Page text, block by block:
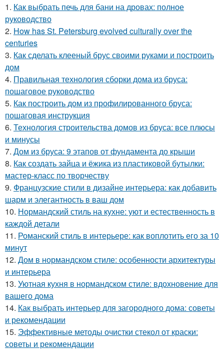
1. Как выбрать печь для бани на дровах: полное
руководство
2. How has St. Petersburg evolved culturally over the
centuries
3. Как сделать клееный брус своими руками и построить
дом
4. Правильная технология сборки дома из бруса:
пошаговое руководство
5. Как построить дом из профилированного бруса:
пошаговая инструкция
6. Технология строительства домов из бруса: все плюсы
и минусы
7. Дом из бруса: 9 этапов от фундамента до крыши
8. Как создать зайца и ёжика из пластиковой бутылки:
мастер-класс по творчеству
9. Французские стили в дизайне интерьера: как добавить
шарм и элегантность в ваш дом
10. Нормандский стиль на кухне: уют и естественность в
каждой детали
11. Романский стиль в интерьере: как воплотить его за 10
минут
12. Дом в нормандском стиле: особенности архитектуры
и интерьера
13. Уютная кухня в нормандском стиле: вдохновение для
вашего дома
14. Как выбрать интерьер для загородного дома: советы
и рекомендации
15. Эффективные методы очистки стекол от краски:
советы и рекомендации